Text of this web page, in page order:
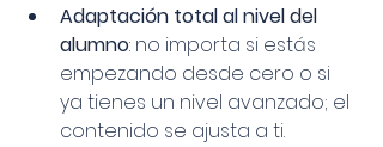
Adaptación total al nivel del
alumno: no importa si estás
empezando desde cero o si
ya tienes un nivel avanzado; el
contenido se ajusta a ti.